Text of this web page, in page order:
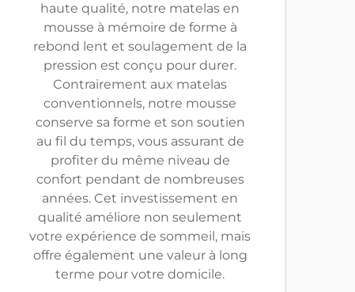
haute qualité, notre matelas en
mousse à mémoire de forme à
rebond lent et soulagement de la
pression est conçu pour durer.
Contrairement aux matelas
conventionnels, notre mousse
conserve sa forme et son soutien
au fil du temps, vous assurant de
profiter du même niveau de
confort pendant de nombreuses
années. Cet investissement en
qualité améliore non seulement
votre expérience de sommeil, mais
offre également une valeur à long
terme pour votre domicile.